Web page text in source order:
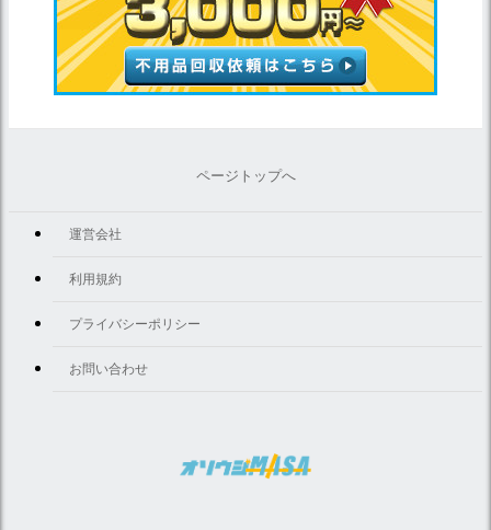
ページトップへ
運営会社
利用規約
プライバシーポリシー
お問い合わせ